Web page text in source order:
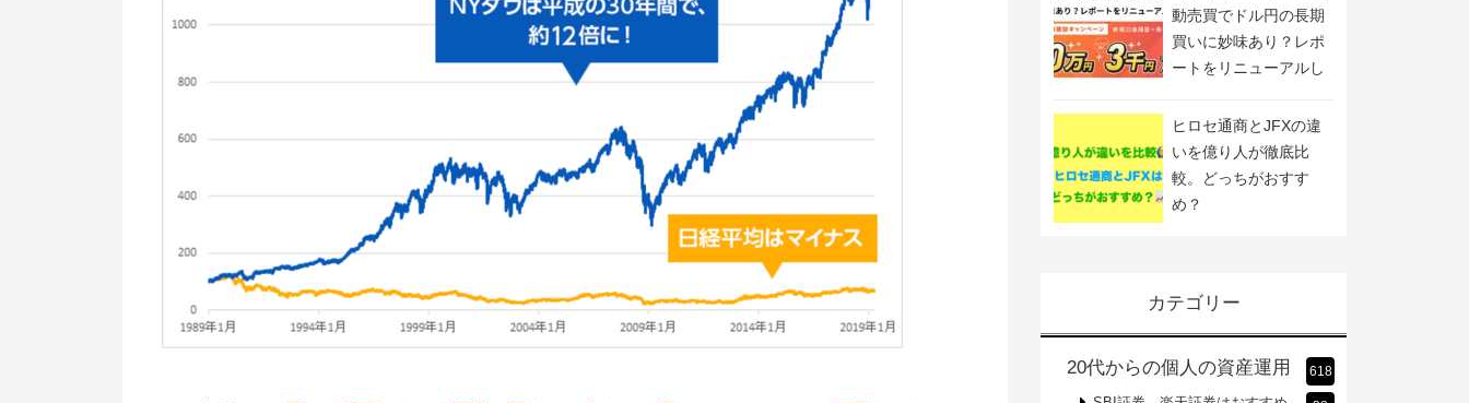
動売買でドル円の長期
買いに妙味あり？レポ
ートをリニューアルし
ヒロセ通商とJFXの違
いを億り人が徹底比
較。どっちがおすす
め？
カテゴリー
20代からの個人の資産運用 618